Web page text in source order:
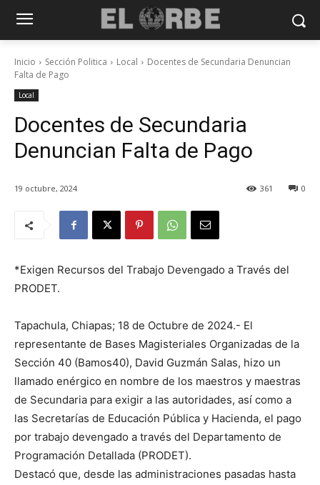
Inicio Sección Politica Local
Docentes de Secundaria Denuncian
Falta de Pago
Local
Docentes de Secundaria
Denuncian Falta de Pago
19 octubre, 2024 0
361
*Exigen Recursos del Trabajo Devengado a Través del
PRODET.
Tapachula, Chiapas; 18 de Octubre de 2024.- El
representante de Bases Magisteriales Organizadas de la
Sección 40 (Bamos40), David Guzmán Salas, hizo un
llamado enérgico en nombre de los maestros y maestras
de Secundaria para exigir a las autoridades, así como a
las Secretarías de Educación Pública y Hacienda, el pago
por trabajo devengado a través del Departamento de
Programación Detallada (PRODET).
Destacó que, desde las administraciones pasadas hasta